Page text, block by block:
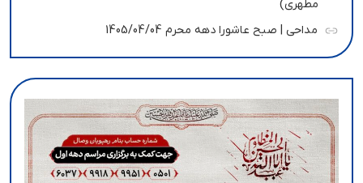
مطهری)
مداحی | صبح عاشورا دهه محرم 1405/04/04